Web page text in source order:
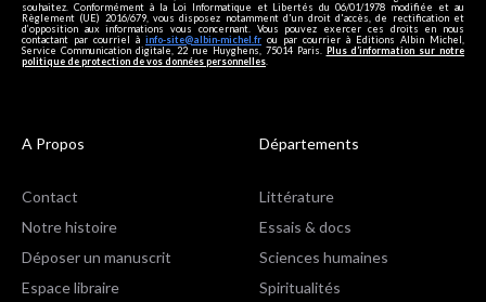
souhaitez. Conformément à la Loi Informatique et Libertés du 06/01/1978 modifiée et au
Règlement (UE) 2016/679, vous disposez notamment d'un droit d'accès, de rectification et
d’opposition aux informations vous concernant. Vous pouvez exercer ces droits en nous
contactant par courriel à info-site@albin-michel.fr ou par courrier à Editions Albin Michel,
Service Communication digitale, 22 rue Huyghens, 75014 Paris. Plus d’information sur notre
politique de protection de vos données personnelles
A Propos
Contact
Notre histoire
Déposer un manuscrit
Espace libraire
Départements
Littérature
Essais & docs
Sciences humaines
Spiritualités